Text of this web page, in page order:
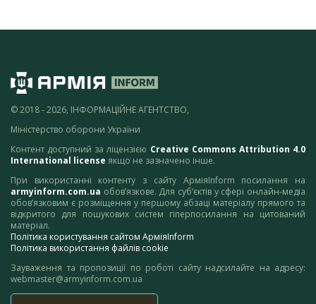
© 2018 - 2026, ІНФОРМАЦІЙНЕ АГЕНТСТВО,
Міністерство оборони України
Контент доступний за ліцензією Creative Commons Attribution 4.0
International license якщо не зазначено інше.
При використанні контенту з сайту АрміяInform посилання на
armyinform.com.ua обов’язкове. Для суб’єктів у сфері онлайн-медіа
обов’язковим є розміщення у першому абзаці матеріалу прямого та
відкритого для пошукових систем гіперпосилання на цитований
матеріал.
Політика користування сайтом АрміяInform
Політика використання файлів cookie
Зауваження та пропозиції по роботі сайту надсилайте на адресу:
webmaster@armyinform.com.ua